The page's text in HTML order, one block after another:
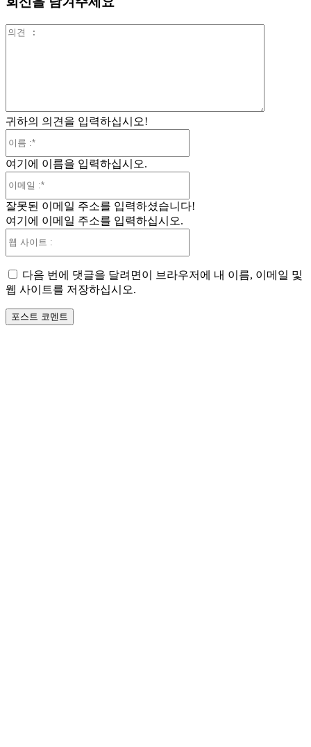
귀하의 의견을 입력하십시오!
여기에 이름을 입력하십시오.
일
잘못된 이메일 주소를 입력하셨습니다!
여기에 이메일 주소를 입력하십시오.
트
다음 번에 댓글을 달려면이 브라우저에 내 이름, 이메일 및
웹 사이트를 저장하십시오.